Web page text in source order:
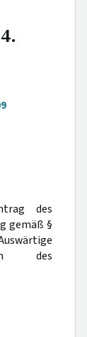
des
gemäß §
des